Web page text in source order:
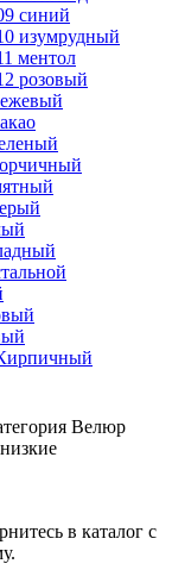
Велюр
в каталог с